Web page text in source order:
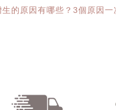
的原因有哪些？3個原因一